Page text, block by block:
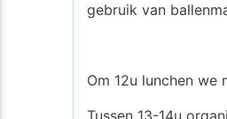
gebruik van
Om 12u lunchen